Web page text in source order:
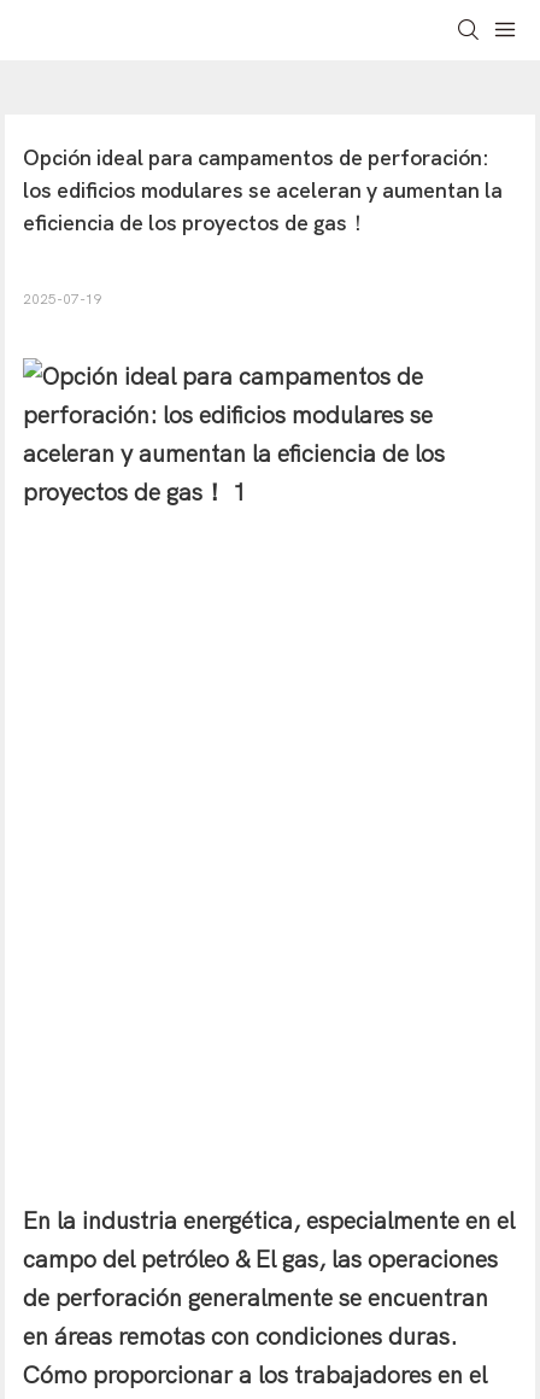
Opción ideal para campamentos de perforación:
los edificios modulares se aceleran y aumentan la
eficiencia de los proyectos de gas！
2025-07-19
En la industria energética, especialmente en el
campo del petróleo & El gas, las operaciones
de perforación generalmente se encuentran
en áreas remotas con condiciones duras.
Cómo proporcionar a los trabajadores en el